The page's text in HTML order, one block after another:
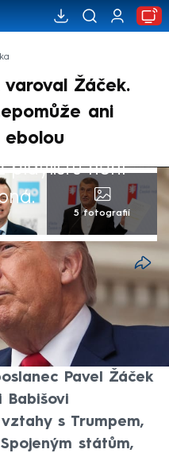
Žáček.
ani
ebolou
playlistu není
5 fotografií
protože výdaje
letos
HDP, varoval
Pavel Žáček
Babišovi
s Trumpem,
státům,